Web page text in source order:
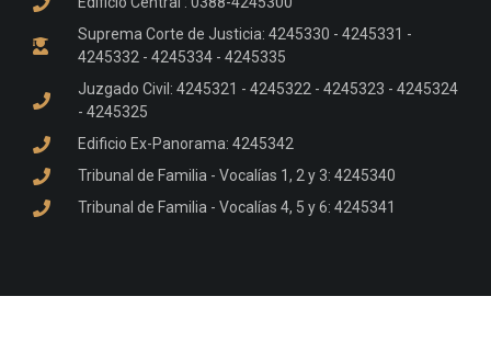
Suprema Corte de Justicia: 4245330 - 4245331 -
4245332 - 4245334 - 4245335
Juzgado Civil: 4245321 - 4245322 - 4245323 - 4245324
- 4245325
Edificio Ex-Panorama: 4245342
Tribunal de Familia - Vocalías 1, 2 y 3: 4245340
Tribunal de Familia - Vocalías 4, 5 y 6: 4245341